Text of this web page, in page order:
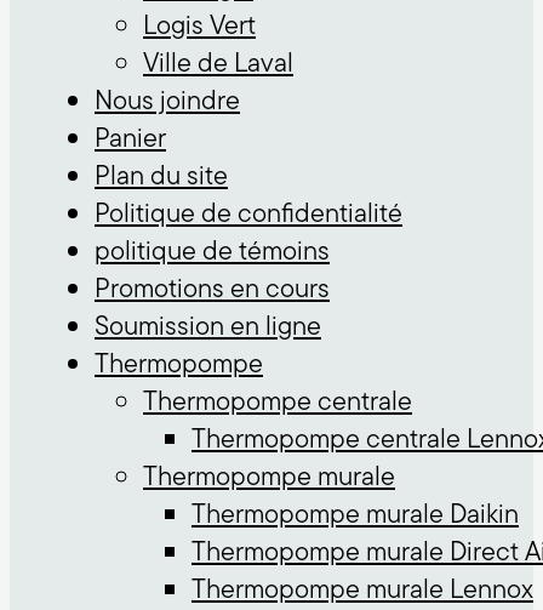
Logis Vert
Ville de Laval
Nous joindre
Panier
Plan du site
Politique de confidentialité
politique de témoins
Promotions en cours
Soumission en ligne
Thermopompe
Thermopompe centrale
Thermopompe centrale
Thermopompe murale
Thermopompe murale Daikin
Thermopompe murale Direct
Thermopompe murale Lennox